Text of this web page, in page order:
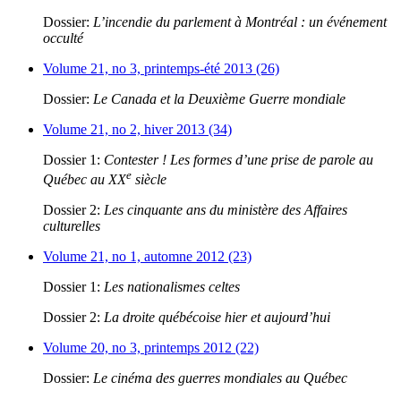
Dossier: L’incendie du parlement à Montréal : un événement
occulté
Volume 21, no 3, printemps-été 2013 (26)
Dossier: Le Canada et la Deuxième Guerre mondiale
Volume 21, no 2, hiver 2013 (34)
Dossier 1: Contester ! Les formes d’une prise de parole au
Québec au XXe siècle
Dossier 2: Les cinquante ans du ministère des Affaires
culturelles
Volume 21, no 1, automne 2012 (23)
Dossier 1: Les nationalismes celtes
Dossier 2: La droite québécoise hier et aujourd’hui
Volume 20, no 3, printemps 2012 (22)
Dossier: Le cinéma des guerres mondiales au Québec